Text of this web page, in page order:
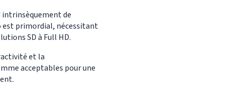
intrinsèquement de
est primordial, nécessitant
SD à Full HD.
et la
acceptables pour une